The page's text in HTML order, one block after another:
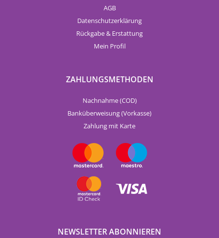
AGB
Datenschutzerklärung
Rückgabe & Erstattung
Mein Profil
ZAHLUNGSMETHODEN
Nachnahme (COD)
Banküberweisung (Vorkasse)
Zahlung mit Karte
NEWSLETTER ABONNIEREN